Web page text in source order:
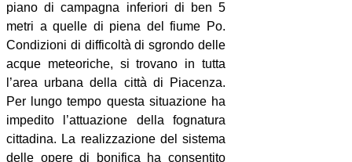
piano di campagna inferiori di ben 5
metri a quelle di piena del fiume Po.
Condizioni di difficoltà di sgrondo delle
acque meteoriche, si trovano in tutta
l’area urbana della città di Piacenza.
Per lungo tempo questa situazione ha
impedito l’attuazione della fognatura
cittadina. La realizzazione del sistema
delle opere di bonifica ha consentito